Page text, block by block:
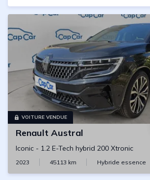
VOITURE VENDUE
Renault Austral
Iconic - 1.2 E-Tech hybrid 200 Xtronic
2023 45113 km Hybride essence